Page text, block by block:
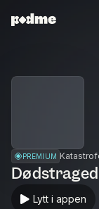
PREMIUM
Lytt i appen